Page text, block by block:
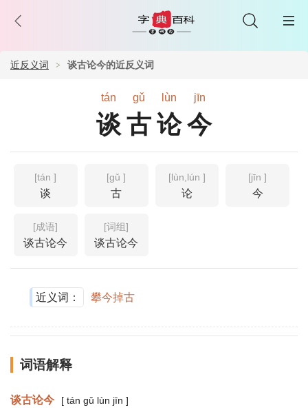
近反义词 谈古论今的近反义词
tán gǔ lùn jīn
谈古论今
[tán ]
谈
[gǔ ]
古
[lùn,lún ]
论
[jīn ]
今
[成语]
谈古论今
[词组]
谈古论今
近义词： 攀今掉古
词语解释
谈古论今 [ tán gǔ lùn jīn ]